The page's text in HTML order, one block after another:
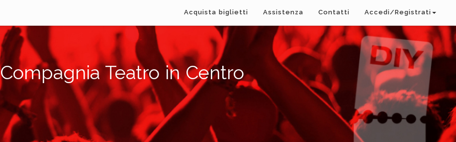
Acquista biglietti Assistenza Contatti Accedi/Registrati
Compagnia Teatro in Centro